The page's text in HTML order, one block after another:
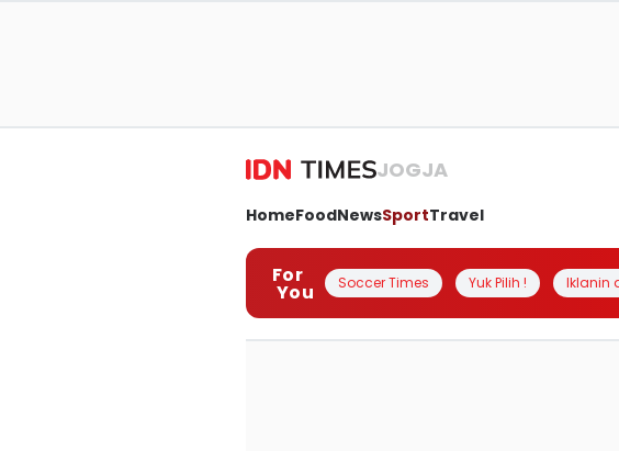
JOGJA
HomeFoodNewsSportTravel
For
You Soccer Times Yuk Pilih ! Iklanin